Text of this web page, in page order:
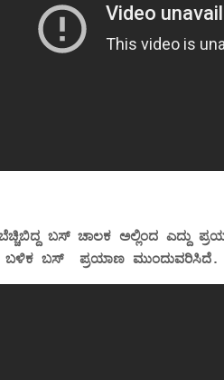
ಬಸ್ ಚಾಲಕ ಅಲ್ಲಿಂದ ಎದ್ದು
ಬಸ್ ಪ್ರಯಾಣ